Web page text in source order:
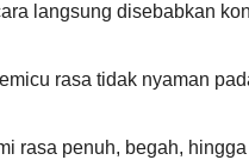
langsung disebabkan
rasa tidak nyaman
rasa penuh, begah,